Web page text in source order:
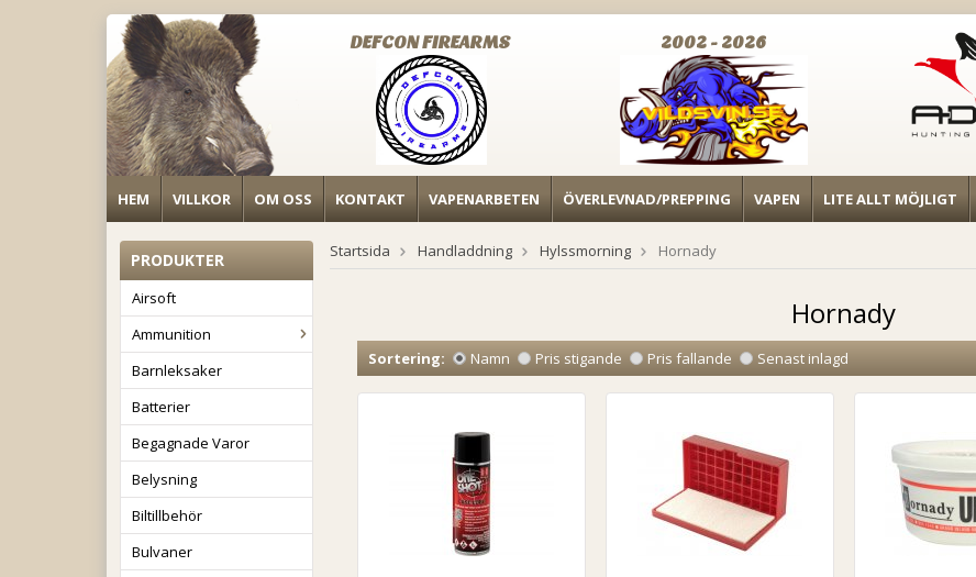
DEFCON FIREARMS 2002 - 2026
HEM VILLKOR OM OSS KONTAKT VAPENARBETEN ÖVERLEVNAD/PREPPING VAPEN LITE ALLT MÖJLIGT
PRODUKTER
Airsoft
Ammunition
Barnleksaker
Batterier
Begagnade Varor
Belysning
Biltillbehör
Bulvaner
Startsida Handladdning Hylssmorning Hornady
Hornady
Sortering: Namn Pris stigande Pris fallande Senast inlagd